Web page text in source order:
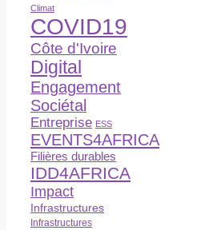
Climat
COVID19
Côte d'Ivoire
Digital
Engagement
Sociétal
Entreprise ESS
EVENTS4AFRICA
Filières durables
IDD4AFRICA
Impact
Infrastructures
Infrastructures